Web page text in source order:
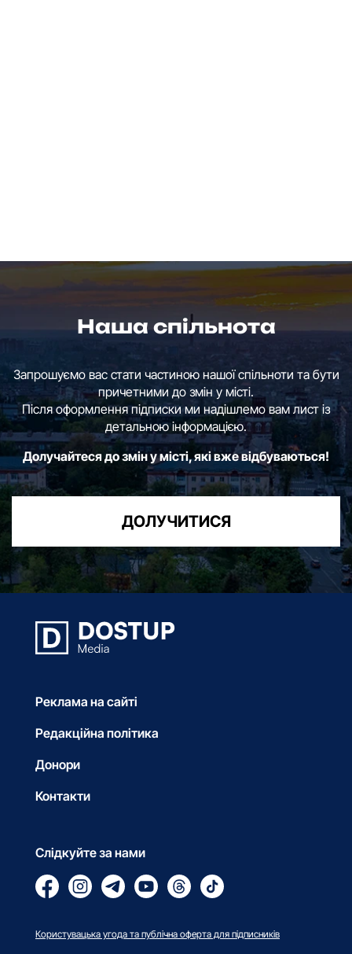
Наша спільнота
Запрошуємо вас стати частиною нашої спільноти та бути
причетними до змін у місті.
Після оформлення підписки ми надішлемо вам лист із
детальною інформацією.
Долучайтеся до змін у місті, які вже відбуваються!
ДОЛУЧИТИСЯ
Реклама на сайті
Редакційна політика
Донори
Контакти
Слідкуйте за нами
Користувацька угода та публічна оферта для підписників